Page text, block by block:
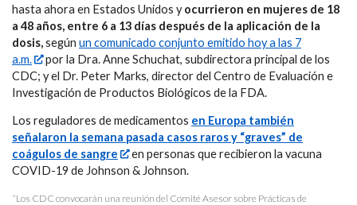
hasta ahora en Estados Unidos yocurrieron en mujeres de 18
a 48 años, entre 6 a 13 días después de la aplicación de la
dosis,según un comunicado conjunto emitido hoy a las 7
a.m.
por la Dra. Anne Schuchat, subdirectora principal de los
CDC; y el Dr. Peter Marks, director del Centro de Evaluación e
Investigación de Productos Biológicos de la FDA.
Los reguladores de medicamentos en Europa también
señalaron la semana pasada casos raros y “graves” de
coágulos de sangre
en personas que recibieron la vacuna
COVID-19 de Johnson & Johnson.
“Los CDC convocarán una reunión del Comité Asesor sobre Prácticas de